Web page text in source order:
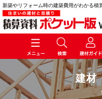
新築やリフォーム時の建築費用がわかる積
建材